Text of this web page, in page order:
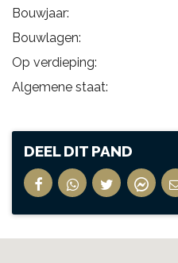
Bouwjaar:
Bouwlagen:
Op verdieping:
Algemene staat:
DEEL DIT PAND